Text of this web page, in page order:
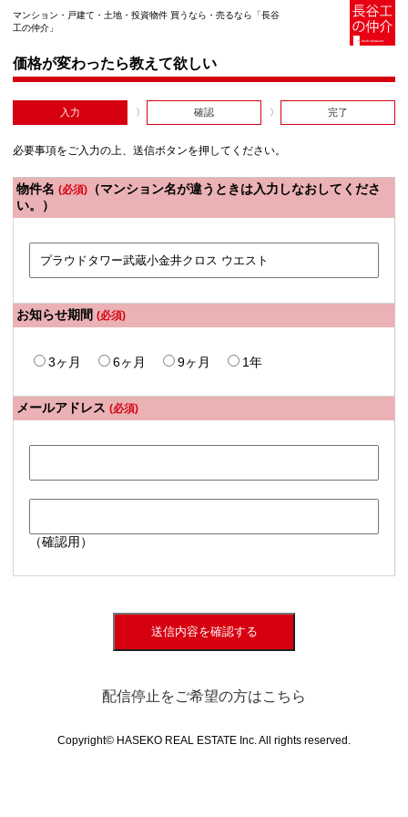
マンション・戸建て・土地・投資物件 買うなら・売るなら「長谷
工の仲介」
価格が変わったら教えて欲しい
入力 確認 完了
必要事項をご入力の上、送信ボタンを押してください。
物件名 (必須) （マンション名が違うときは入力しなおしてくださ
い。）
お知らせ期間 (必須)
3ヶ月 6ヶ月 9ヶ月 1年
メールアドレス (必須)
（確認用）
送信内容を確認する
配信停止をご希望の方はこちら
Copyright© HASEKO REAL ESTATE Inc. All rights reserved.